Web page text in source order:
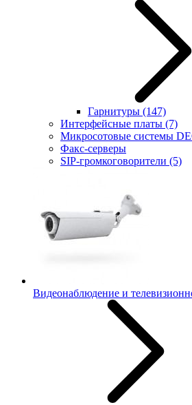
Гарнитуры (147)
Интерфейсные платы (7)
Микросотовые системы
Факс-серверы
SIP-громкоговорители (5)
Видеонаблюдение и